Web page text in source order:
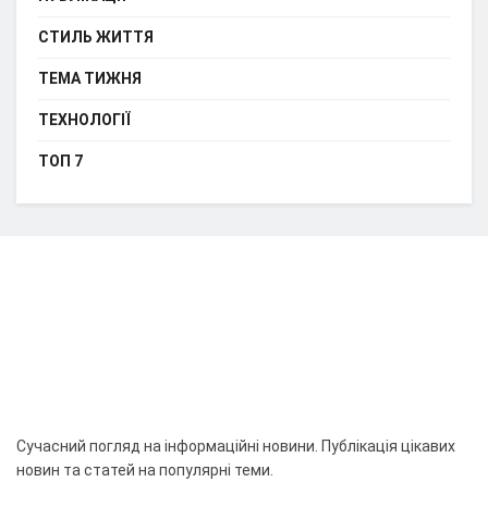
СТИЛЬ ЖИТТЯ
ТЕМА ТИЖНЯ
ТЕХНОЛОГІЇ
ТОП 7
Сучасний погляд на інформаційні новини. Публікація цікавих
новин та статей на популярні теми.